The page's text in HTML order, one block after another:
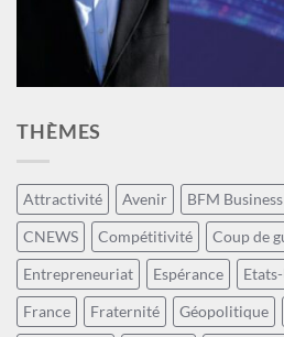
THÈMES
Attractivité Avenir BFM Business
CNEWS
Compétitivité Coup de
Entrepreneuriat
Espérance
France
Fraternité Géopolitique